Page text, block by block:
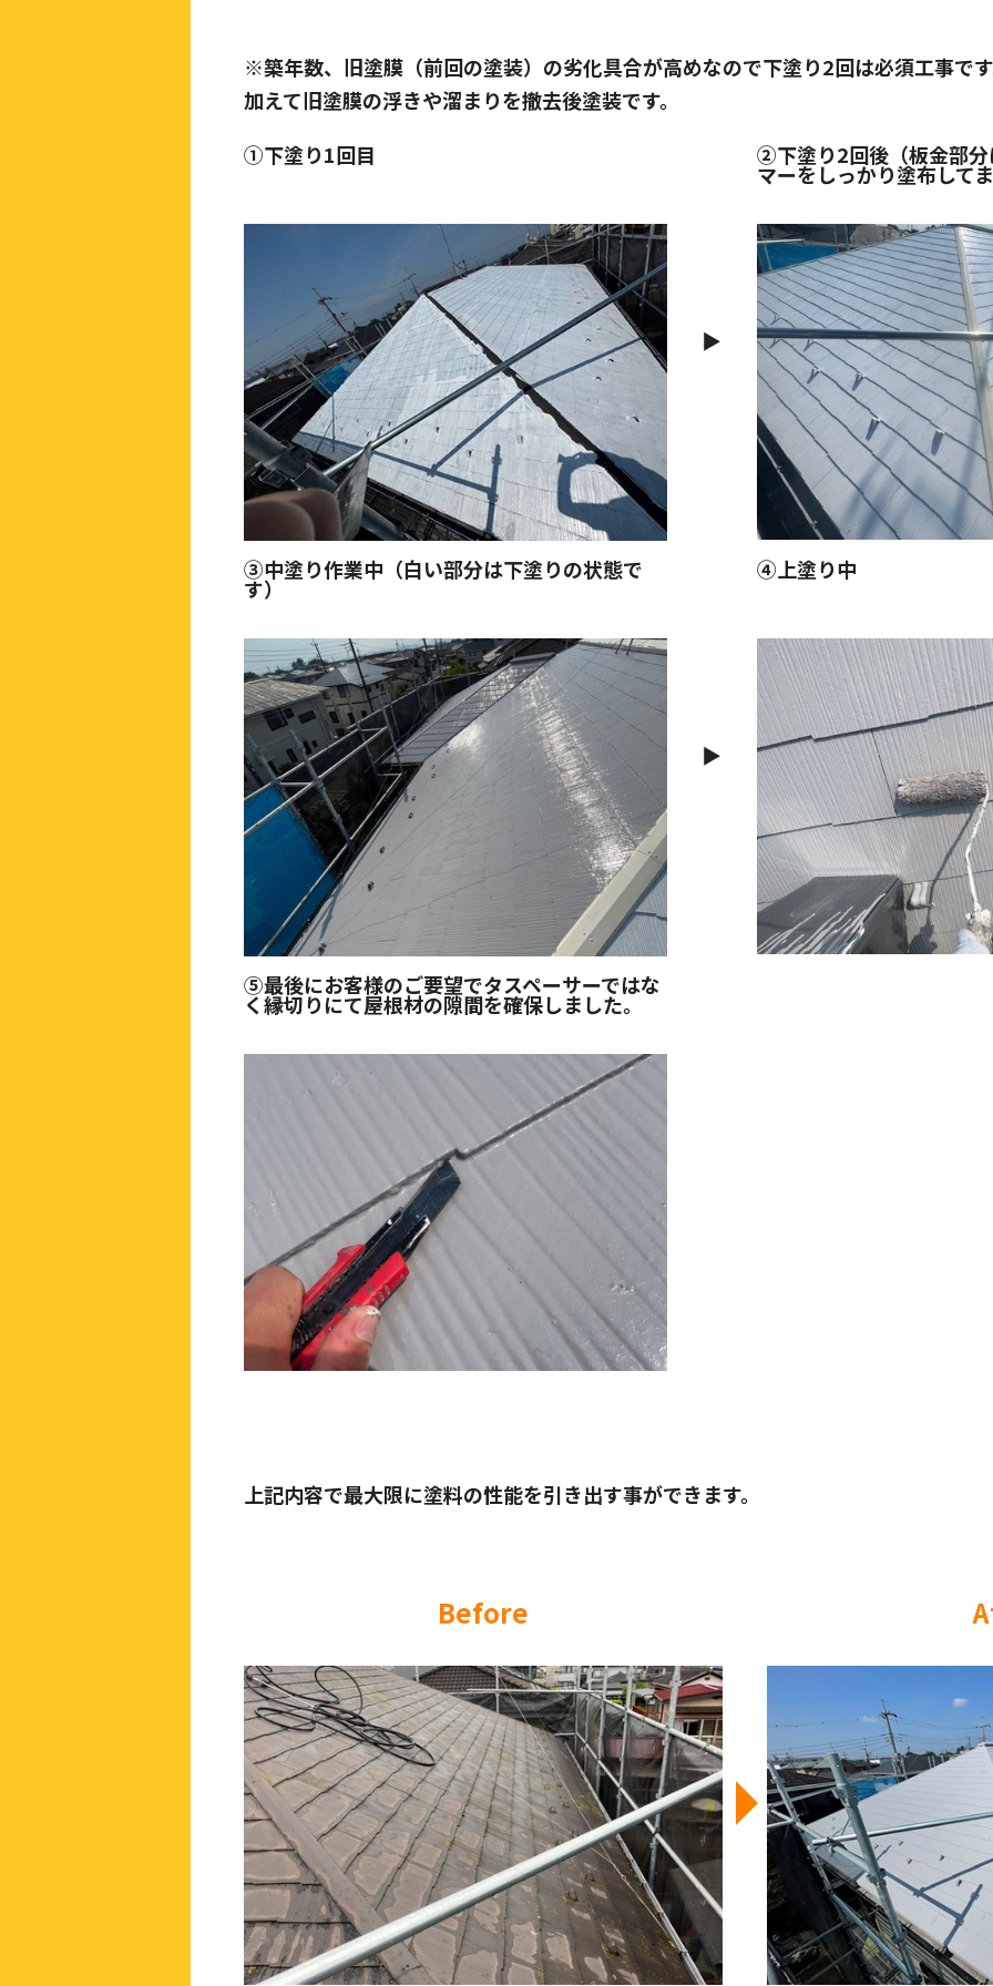
※築年数、旧塗膜（前回の塗装）の劣化具合が高めなので下塗り2回は必須工事で
加えて旧塗膜の浮きや溜まりを撤去後塗装です。
①下塗り1回目
▶︎
②下塗り2回後（板金部
マーをしっかり塗布して
③中塗り作業中（白い部分は下塗りの状態で
す）
▶︎
④上塗り中
⑤最後にお客様のご要望でタスペーサーではな
く縁切りにて屋根材の隙間を確保しました。
上記内容で最大限に塗料の性能を引き出す事ができます。
Before